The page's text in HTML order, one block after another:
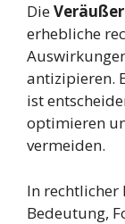
Die
erhebliche
antizipieren.
ist
optimieren
vermeiden.
In rechtlicher
Bedeutung,